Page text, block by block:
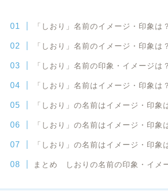
「しおり」名前のイメージ・印象は
「しおり」名前のイメージ・印象は
「しおり」名前の印象・イメージは
「しおり」名前はイメージ・印象は
「しおり」の名前はイメージ・印象
「しおり」の名前はイメージ・印象
「しおり」の名前はイメージ・印象
まとめ しおりの名前の印象・イメ